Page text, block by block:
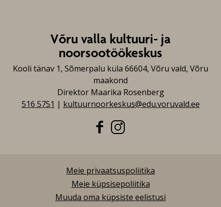
Võru valla kultuuri- ja
noorsootöökeskus
Kooli tänav 1, Sõmerpalu küla 66604, Võru vald, Võru
maakond
Direktor Maarika Rosenberg
516 5751 | kultuurnoorkeskus@edu.voruvald.ee
 
Meie privaatsuspoliitika
Meie küpsisepoliitika
Muuda oma küpsiste eelistusi